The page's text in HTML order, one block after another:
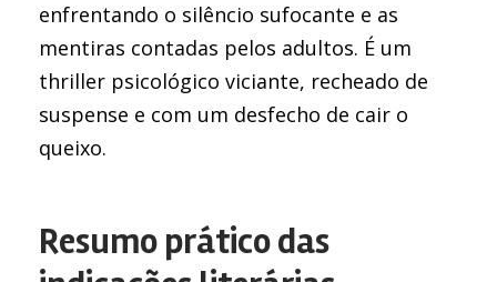
enfrentando o silêncio sufocante e as
mentiras contadas pelos adultos. É um
thriller psicológico viciante, recheado de
suspense e com um desfecho de cair o
queixo.
Resumo prático das